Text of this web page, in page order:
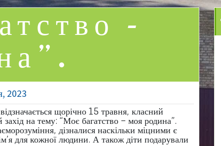
–
2023
щорічно 15 травня, класний
на тему: “Моє багатство – моя родина”.
дізналися наскільки міцними є
для кожної людини. А також діти подарували